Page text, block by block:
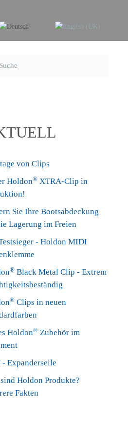
von Clips
Holdon® XTRA-Clip in
Sie Ihre Bootsabdeckung
Lagerung im Freien
- Holdon MIDI
® Black Metal Clip - Extrem
® Clips in neuen
Holdon® Zubehör im
- Expanderseile
Holdon Produkte?
Fakten